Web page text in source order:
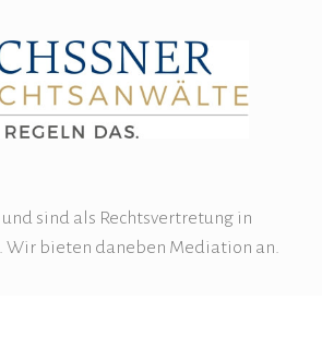
sind als Rechtsvertretung in
Wir bieten daneben Mediation an.